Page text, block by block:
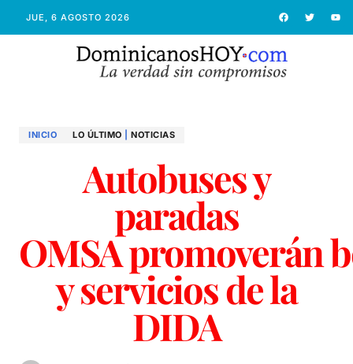
JUE, 6 AGOSTO 2026
INICIO LO ÚLTIMO NOTICIAS
Autobuses y
paradas
OMSA promoverán
y servicios de la
DIDA